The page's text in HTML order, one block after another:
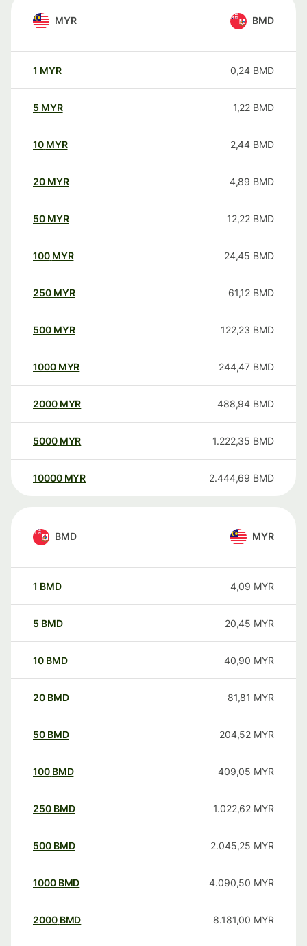
MYR BMD
1 MYR 0,24 BMD
5 MYR 1,22 BMD
10 MYR 2,44 BMD
20 MYR 4,89 BMD
50 MYR 12,22 BMD
100 MYR 24,45 BMD
250 MYR 61,12 BMD
500 MYR 122,23 BMD
1000 MYR 244,47 BMD
2000 MYR 488,94 BMD
5000 MYR 1.222,35 BMD
10000 MYR 2.444,69 BMD
BMD MYR
1 BMD 4,09 MYR
5 BMD 20,45 MYR
10 BMD 40,90 MYR
20 BMD 81,81 MYR
50 BMD 204,52 MYR
100 BMD 409,05 MYR
250 BMD 1.022,62 MYR
500 BMD 2.045,25 MYR
1000 BMD 4.090,50 MYR
2000 BMD 8.181,00 MYR